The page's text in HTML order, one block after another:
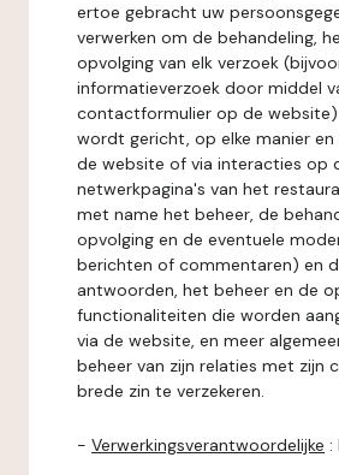
ertoe gebracht uw
verwerken om de behandeling,
opvolging van elk verzoek
informatieverzoek door middel
contactformulier op de
wordt gericht, op elke manier en
de website of via interacties op
netwerkpagina's van het
met name het beheer, de
opvolging en de eventuele
berichten of commentaren) en
antwoorden, het beheer en de
functionaliteiten die worden
via de website, en meer
beheer van zijn relaties met zijn
brede zin te verzekeren.
- Verwerkingsverantwoordelijke :